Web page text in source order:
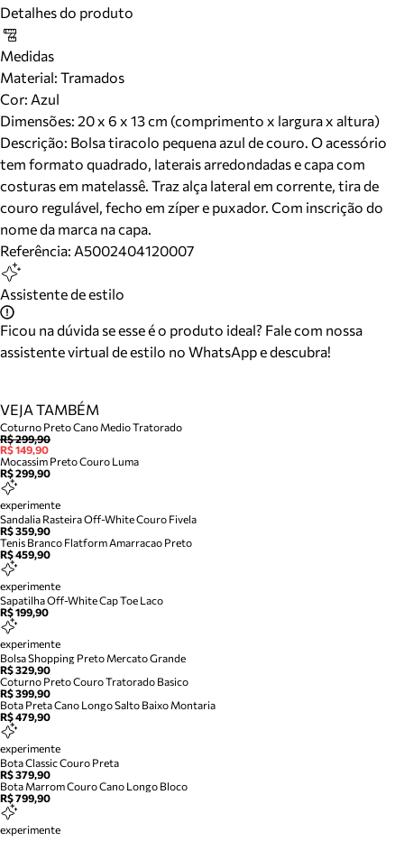
Detalhes do produto
Medidas
Material: Tramados
Cor: Azul
Dimensões: 20 x 6 x 13 cm (comprimento x largura x altura)
Descrição: Bolsa tiracolo pequena azul de couro. O acessório
tem formato quadrado, laterais arredondadas e capa com
costuras em matelassê. Traz alça lateral em corrente, tira de
couro regulável, fecho em zíper e puxador. Com inscrição do
nome da marca na capa.
Referência: A5002404120007
Assistente de estilo
Ficou na dúvida se esse é o produto ideal? Fale com nossa
assistente virtual de estilo no WhatsApp e descubra!
VEJA TAMBÉM
Coturno Preto Cano Medio Tratorado
R$ 299,90
R$ 149,90
Mocassim Preto Couro Luma
R$ 299,90
experimente
Sandalia Rasteira Off-White Couro Fivela
R$ 359,90
Tenis Branco Flatform Amarracao Preto
R$ 459,90
experimente
Sapatilha Off-White Cap Toe Laco
R$ 199,90
experimente
Bolsa Shopping Preto Mercato Grande
R$ 329,90
Coturno Preto Couro Tratorado Basico
R$ 399,90
Bota Preta Cano Longo Salto Baixo Montaria
R$ 479,90
experimente
Bota Classic Couro Preta
R$ 379,90
Bota Marrom Couro Cano Longo Bloco
R$ 799,90
experimente